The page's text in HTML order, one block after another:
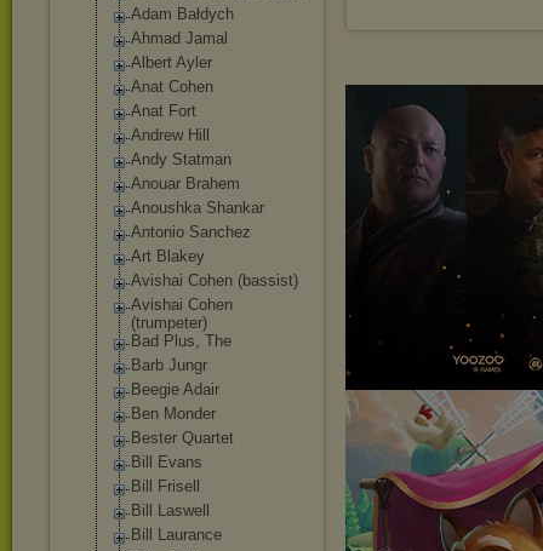
Adam Bałdych
Ahmad Jamal
Albert Ayler
Anat Cohen
Anat Fort
Andrew Hill
Andy Statman
Anouar Brahem
Anoushka Shankar
Antonio Sanchez
Art Blakey
Avishai Cohen (bassist)
Avishai Cohen
(trumpeter)
Bad Plus, The
Barb Jungr
Beegie Adair
Ben Monder
Bester Quartet
Bill Evans
Bill Frisell
Bill Laswell
Bill Laurance